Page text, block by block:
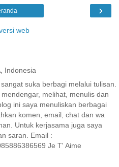
›
web
Indonesia
suka berbagi melalui tulisan.
melihat, menulis dan
ini saya menuliskan berbagai
komen, email, chat dan wa
Untuk kerjasama juga saya
saran. Email :
Je T' Aime